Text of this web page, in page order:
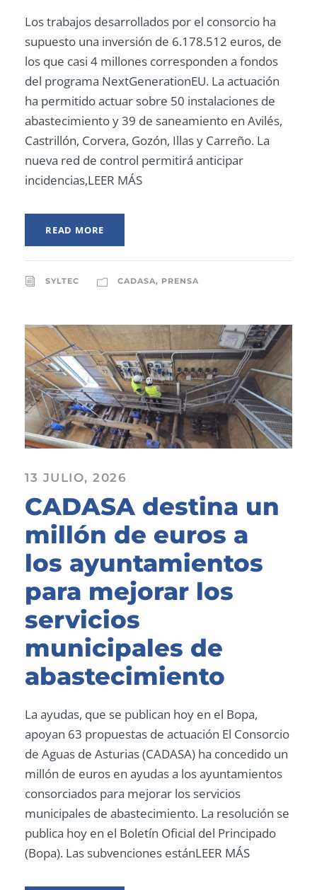
Los trabajos desarrollados por el consorcio ha
supuesto una inversión de 6.178.512 euros, de
los que casi 4 millones corresponden a fondos
del programa NextGenerationEU. La actuación
ha permitido actuar sobre 50 instalaciones de
abastecimiento y 39 de saneamiento en Avilés,
Castrillón, Corvera, Gozón, Illas y Carreño. La
nueva red de control permitirá anticipar
incidencias,LEER MÁS
READ MORE
SYLTEC CADASA, PRENSA
13 JULIO, 2026
CADASA destina un
millón de euros a
los ayuntamientos
para mejorar los
servicios
municipales de
abastecimiento
La ayudas, que se publican hoy en el Bopa,
apoyan 63 propuestas de actuación El Consorcio
de Aguas de Asturias (CADASA) ha concedido un
millón de euros en ayudas a los ayuntamientos
consorciados para mejorar los servicios
municipales de abastecimiento. La resolución se
publica hoy en el Boletín Oficial del Principado
(Bopa). Las subvenciones estánLEER MÁS